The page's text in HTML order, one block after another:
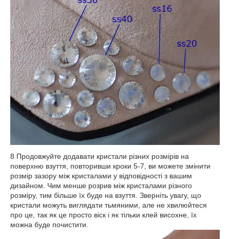
8 Продовжуйте додавати кристали різних розмірів на
поверхню взуття, повторивши кроки 5-7, ви можете змінити
розмір зазору між кристалами у відповідності з вашим
дизайном. Чим менше розрив між кристалами різного
розміру, тим більше їх буде на взуття. Зверніть увагу, що
кристали можуть виглядати тьмяними, але не хвилюйтеся
про це, так як це просто віск і як тільки клей висохне, їх
можна буде почистити.